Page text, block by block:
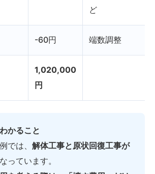
ど
-60円 端数調整
1,020,000
円
かること
では、 解体工事と原状回復工事が
っています。